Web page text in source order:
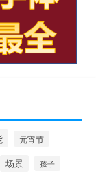
元宵节
场景 孩子